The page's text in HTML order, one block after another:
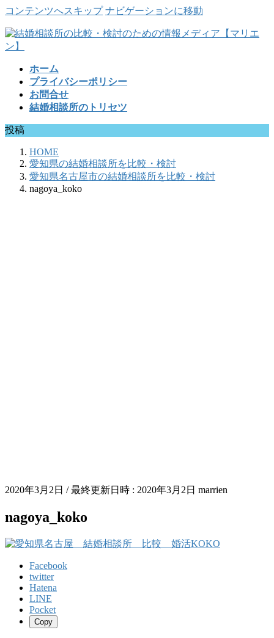
コンテンツへスキップ ナビゲーションに移動
ホーム
プライバシーポリシー
お問合せ
結婚相談所のトリセツ
投稿
HOME
愛知県の結婚相談所を比較・検討
愛知県名古屋市の結婚相談所を比較・検討
nagoya_koko
2020年3月2日 / 最終更新日時 : 2020年3月2日 marrien
nagoya_koko
Facebook
twitter
Hatena
LINE
Pocket
Copy